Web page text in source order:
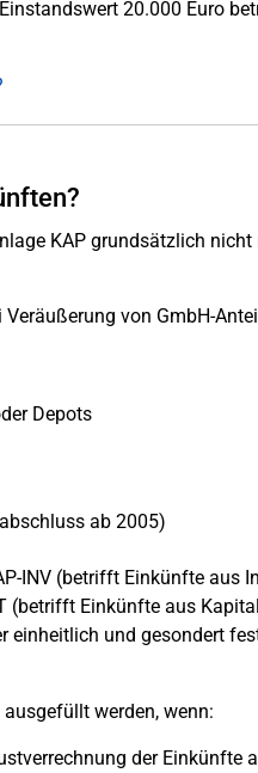
20.000 Euro
KAP grundsätzlich
von GmbH-
Depots
ab 2005)
INV (betrifft Einkünfte aus
(betrifft Einkünfte aus
einheitlich und gesondert
werden, wenn:
der Einkünfte